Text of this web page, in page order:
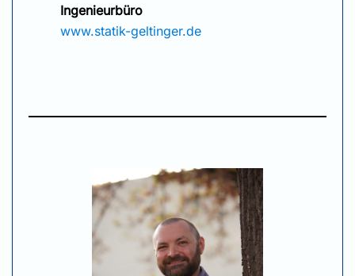
Ingenieurbüro
www.statik-geltinger.de